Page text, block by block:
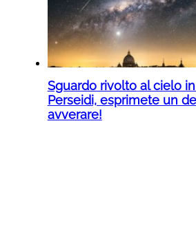
Sguardo rivolto al cielo
Perseidi, esprimete un
avverare!